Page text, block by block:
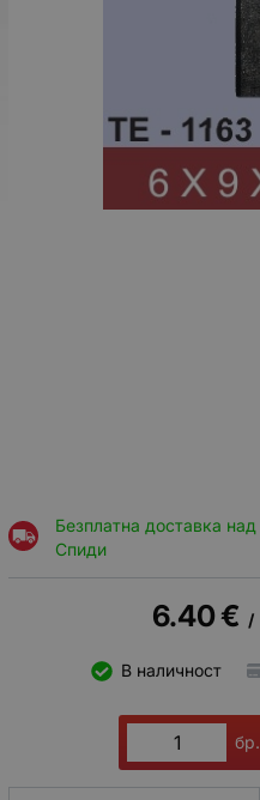
Безплатна доставка над
Спиди
6.40€ /
В наличност
бр.